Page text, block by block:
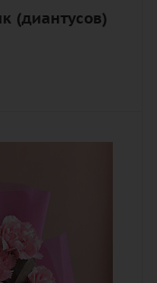
(диантусов)
лента,